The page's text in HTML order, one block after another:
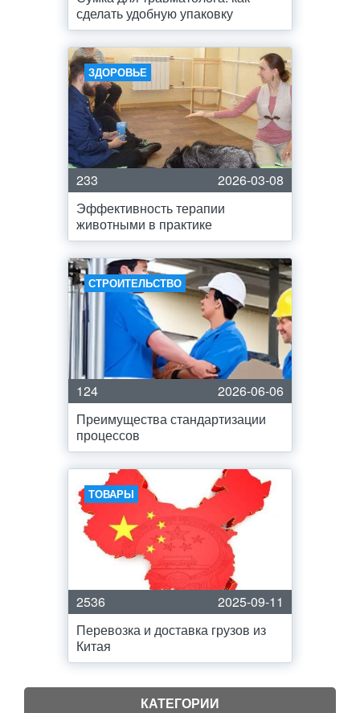
сделать удобную упаковку
ЗДОРОВЬЕ
233
2026-03-08
Эффективность терапии
животными в практике
СТРОИТЕЛЬСТВО
124
2026-06-06
Преимущества стандартизации
процессов
ТОВАРЫ
2536
2025-09-11
Перевозка и доставка грузов из
Китая
КАТЕГОРИИ